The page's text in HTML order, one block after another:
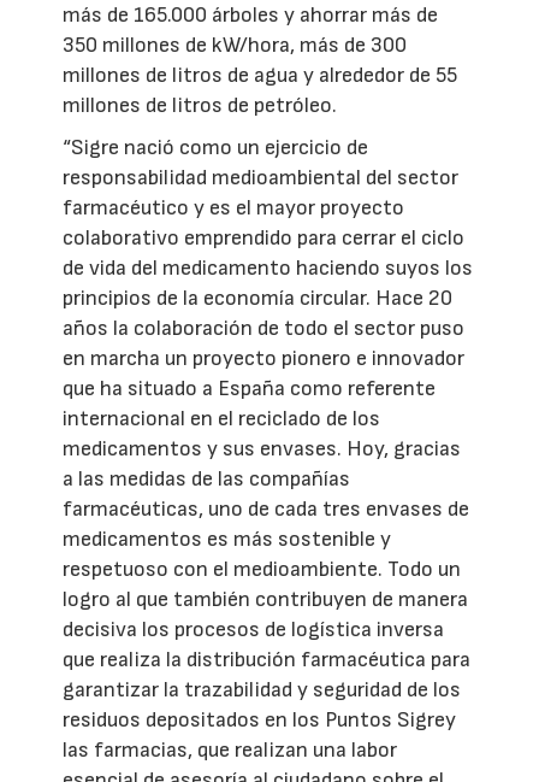
más de 165.000 árboles y ahorrar más de
350 millones de kW/hora, más de 300
millones de litros de agua y alrededor de 55
millones de litros de petróleo.
“Sigre nació como un ejercicio de
responsabilidad medioambiental del sector
farmacéutico y es el mayor proyecto
colaborativo emprendido para cerrar el ciclo
de vida del medicamento haciendo suyos los
principios de la economía circular. Hace 20
años la colaboración de todo el sector puso
en marcha un proyecto pionero e innovador
que ha situado a España como referente
internacional en el reciclado de los
medicamentos y sus envases. Hoy, gracias
a las medidas de las compañías
farmacéuticas, uno de cada tres envases de
medicamentos es más sostenible y
respetuoso con el medioambiente. Todo un
logro al que también contribuyen de manera
decisiva los procesos de logística inversa
que realiza la distribución farmacéutica para
garantizar la trazabilidad y seguridad de los
residuos depositados en los Puntos Sigrey
las farmacias, que realizan una labor